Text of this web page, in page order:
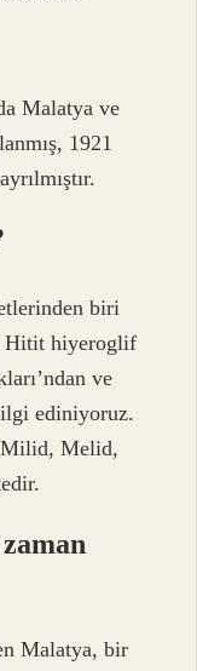
Malatya ve
1921
biri
Hitit hiyeroglif
ve
ediniyoruz.
Milid, Melid,
Malatya, bir